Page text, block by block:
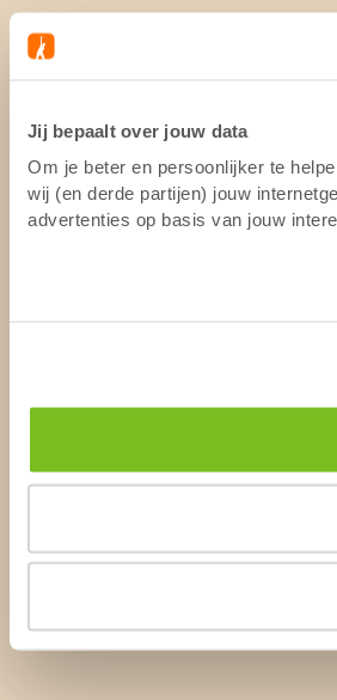
Jij bepaalt over jouw data
Om je beter en persoonlijker te
wij (en derde partijen) jouw
advertenties op basis van jouw